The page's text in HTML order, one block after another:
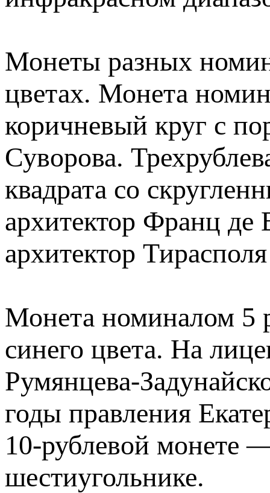
Монеты разных
цветах. Монета
коричневый круг с
Суворова.
квадрата со
архитектор Франц де
архитектор
Монета номиналом 5
синего цвета. На
Румянцева-
годы правления
10-рублевой монете
шестиугольнике.